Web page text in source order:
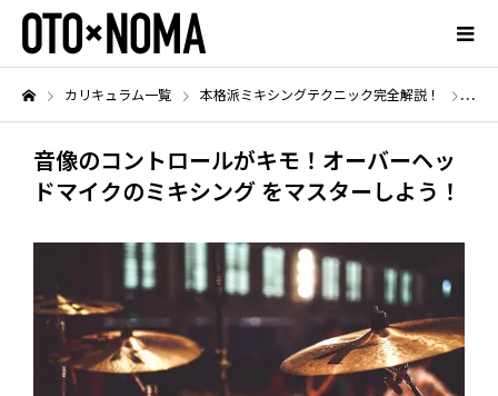
カリキュラム一覧 本格派ミキシングテクニック完全解説！ 音像
音像のコントロールがキモ！オーバーヘッ
ドマイクのミキシング をマスターしよう！